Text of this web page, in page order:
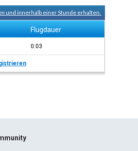
und innerhalb einer Stunde erhalten.
Flugdauer
0:03